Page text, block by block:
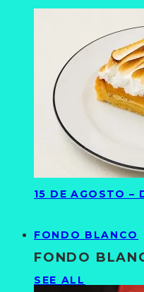
15 DE AGOSTO –
FONDO BLANCO
FONDO
SEE ALL